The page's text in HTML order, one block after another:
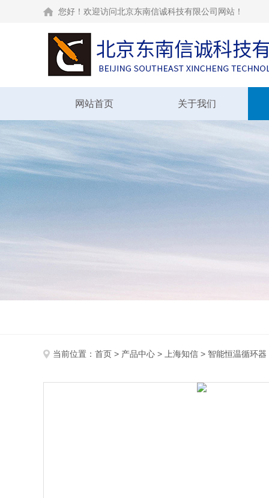
您好！欢迎访问北京东南信诚科技有限公司网站！
网站首页 关于我们
当前位置： 首页 > 产品中心 > 上海知信 > 智能恒温循环器